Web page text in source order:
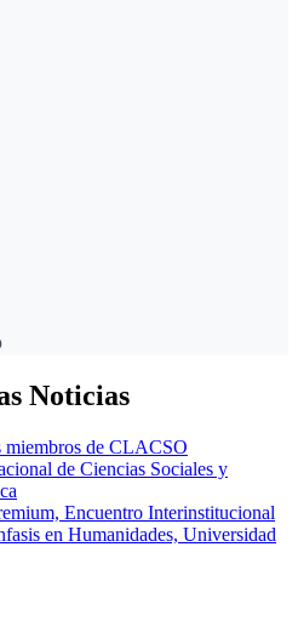
Noticias
miembros de CLACSO
de Ciencias Sociales y
Encuentro Interinstitucional
en Humanidades, Universidad